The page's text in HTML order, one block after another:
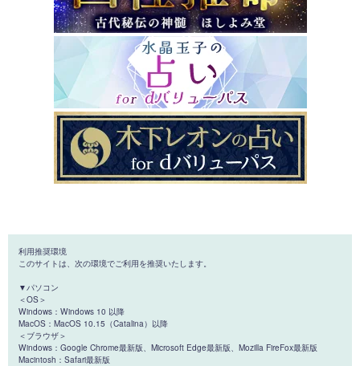
利用推奨環境
このサイトは、次の環境でご利用を推奨いたします。
▼パソコン
＜OS＞
Windows：Windows 10 以降
MacOS：MacOS 10.15（Catalina）以降
＜ブラウザ＞
Windows：Google Chrome最新版、Microsoft Edge最新版、Mozilla FireFox最新版
Macintosh：Safari最新版